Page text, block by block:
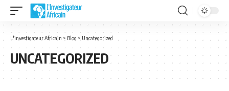
L'investigateur Africain > Blog > Uncategorized
UNCATEGORIZED